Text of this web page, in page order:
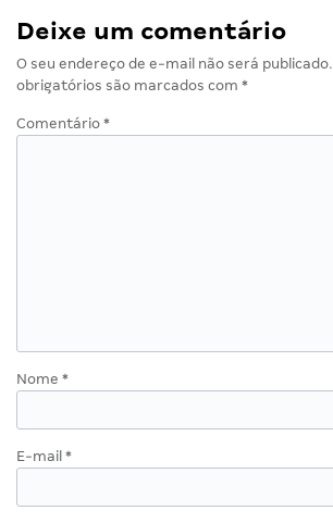
Deixe um comentário
O seu endereço de e-mail não será publicado.
obrigatórios são marcados com *
Comentário *
Nome *
E-mail *